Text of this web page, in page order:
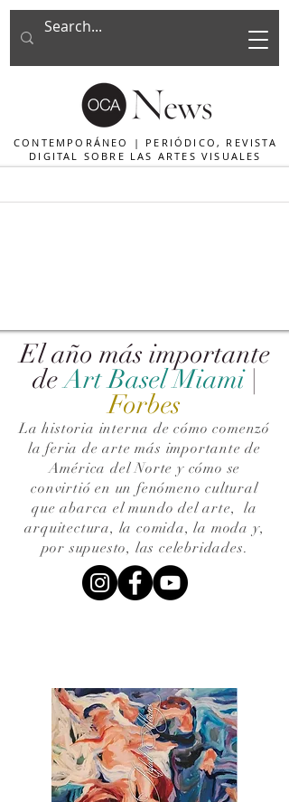
CONTEMPORÁNEO | PERIÓDICO, REVISTA
DIGITAL SOBRE LAS ARTES VISUALES
El año más importante
de Art Basel Miami |
Forbes
La historia interna de cómo comenzó
la feria de arte más importante de
América del Norte y cómo se
convirtió en un fenómeno cultural
que abarca el mundo del arte,la
arquitectura, la comida, la moda y,
por supuesto, las celebridades.